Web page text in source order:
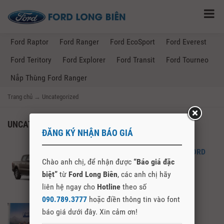
Ford Raptor Ford Ranger Ford EcoSport
Ford Everest
Ford Teritory
Ford Explorer Ford Transit
Ford Tourneo
Nắp Thùng Ford Ranger
Trang chủ → Uncategorized
UNCATEGORIZED
FORD RANGER – GIÁ LĂN BÁNH FORD
RANGER TẠI CAO BẰNG
Lễ Khai Mạc Ford Road Show
ĐĂNG KÝ NHẬN BÁO GIÁ
Chào anh chị, để nhận được “Báo giá đặc
biệt” từ Ford Long Biên, các anh chị hãy
liên hệ ngay cho Hotline theo số
090.789.3777 hoặc điền thông tin vào font
báo giá dưới đây. Xin cảm ơn!